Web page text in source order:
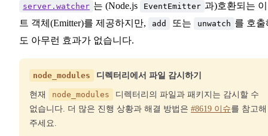
server.watcher 는 (Node.js EventEmitter 과)호환되는
트 객체(Emitter)를 제공하지만,
add 또는 unwatch 를 호출
도 아무런 효과가 없습니다.
node_modules 디렉터리에서 파일 감시하기
현재 node_modules
디렉터리의 파일과 패키지는 감시할 수
없습니다. 더 많은 진행 상황과 해결 방법은 #8619 이슈를 참고해
주세요.